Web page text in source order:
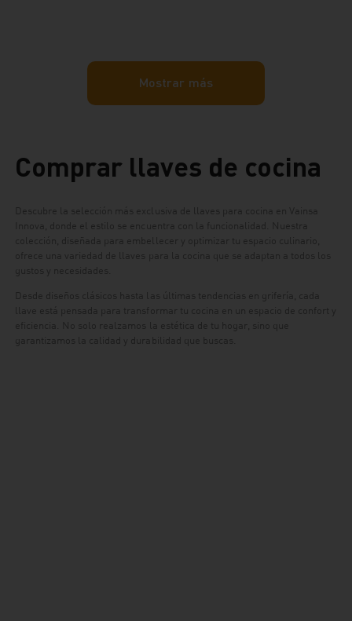
Mostrar más
Comprar llaves de cocina
Descubre la selección más exclusiva de llaves para cocina en Vainsa
Innova, donde el estilo se encuentra con la funcionalidad. Nuestra
colección, diseñada para embellecer y optimizar tu espacio culinario,
ofrece una variedad de llaves para la cocina que se adaptan a todos los
gustos y necesidades.
Desde diseños clásicos hasta las últimas tendencias en grifería, cada
llave está pensada para transformar tu cocina en un espacio de confort y
eficiencia. No solo realzamos la estética de tu hogar, sino que
garantizamos la calidad y durabilidad que buscas.